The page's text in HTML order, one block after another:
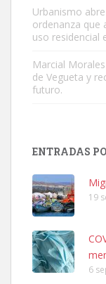
Leales.org » Gran
Leales.org » Gran
Urbanismo
ordenanza que
uso residencial
Marcial
de Vegueta y
futuro.
ENTRADAS
19
6